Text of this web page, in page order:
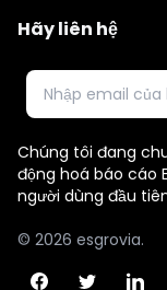
Hãy liên hệ
Email
Chúng tôi đang
động hoá báo cáo
người dùng đầu
© 2026 esgrovia.